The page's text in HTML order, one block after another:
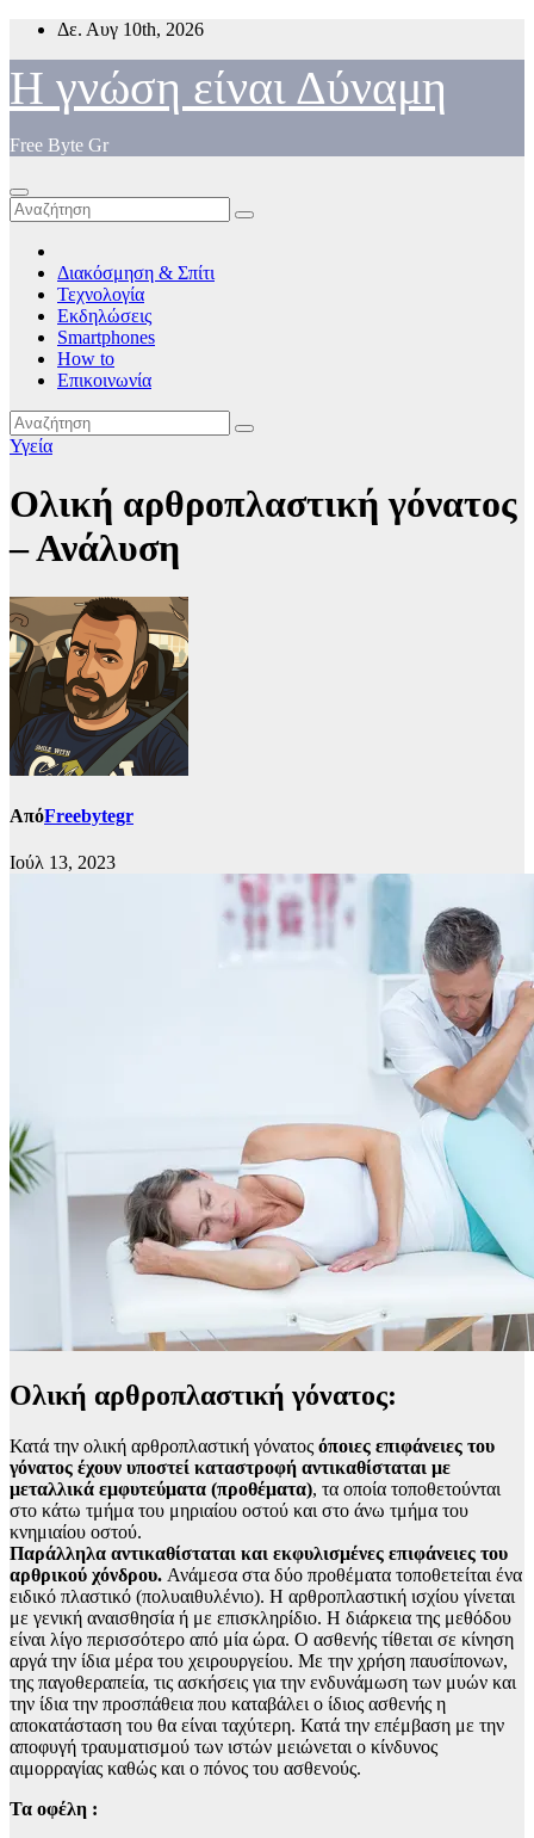
Μετάβαση
περιεχόμενο
Δε. Αυγ 10th, 2026
Η γνώση είναι Δύναμη
Free Byte Gr
Διακόσμηση & Σπίτι
Τεχνολογία
Εκδηλώσεις
Smartphones
How to
Επικοινωνία
Υγεία
Ολική αρθροπλαστική γόνατος
– Ανάλυση
ΑπόFreebytegr
Ιούλ 13, 2023
Ολική αρθροπλαστική γόνατος:
Κατά την ολική αρθροπλαστική γόνατος όποιες επιφάνειες του
γόνατος έχουν υποστεί καταστροφή αντικαθίσταται με
μεταλλικά εμφυτεύματα (προθέματα), τα οποία τοποθετούνται
στο κάτω τμήμα του μηριαίου οστού και στο άνω τμήμα του
κνημιαίου οστού.
Παράλληλα αντικαθίσταται και εκφυλισμένες επιφάνειες του
αρθρικού χόνδρου. Ανάμεσα στα δύο προθέματα τοποθετείται ένα
ειδικό πλαστικό (πολυαιθυλένιο). Η αρθροπλαστική ισχίου γίνεται
με γενική αναισθησία ή με επισκληρίδιο. Η διάρκεια της μεθόδου
είναι λίγο περισσότερο από μία ώρα. Ο ασθενής τίθεται σε κίνηση
αργά την ίδια μέρα του χειρουργείου. Με την χρήση παυσίπονων,
της παγοθεραπεία, τις ασκήσεις για την ενδυνάμωση των μυών και
την ίδια την προσπάθεια που καταβάλει ο ίδιος ασθενής η
αποκατάσταση του θα είναι ταχύτερη. Κατά την επέμβαση με την
αποφυγή τραυματισμού των ιστών μειώνεται ο κίνδυνος
αιμορραγίας καθώς και ο πόνος του ασθενούς.
Τα οφέλη :